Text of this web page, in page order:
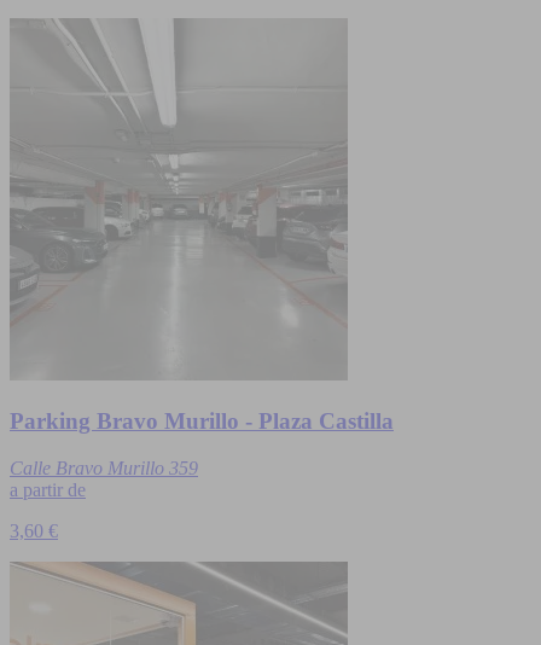
Parking Bravo Murillo - Plaza Castilla
Calle Bravo Murillo 359
a partir de
3,60 €